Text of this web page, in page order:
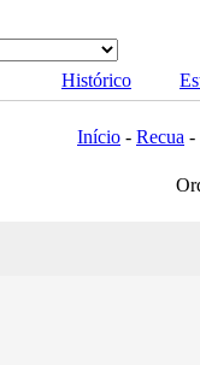
Histórico
Início - Recua -